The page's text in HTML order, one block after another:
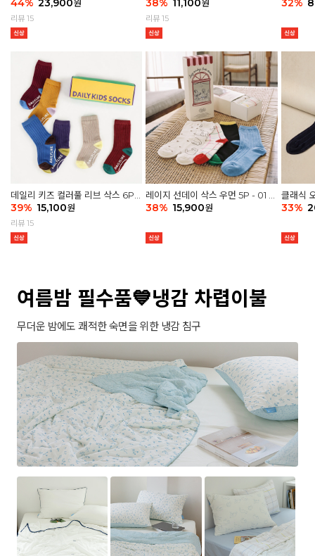
6P & 우먼3P 삭스세트
44% 23,900원
리뷰 15
세트
38% 11,100원
리뷰 15
데일리 키즈 컬러풀 리브 삭스 6P -
03 세트
39% 15,100원
리뷰 15
레이지 선데이 삭스 우먼 5P - 01 G
athering
38% 15,900원
32%
클래식
세트
33%
여름밤 필수품💙냉감 차렵이불
무더운 밤에도 쾌적한 숙면을 위한 냉감 침구